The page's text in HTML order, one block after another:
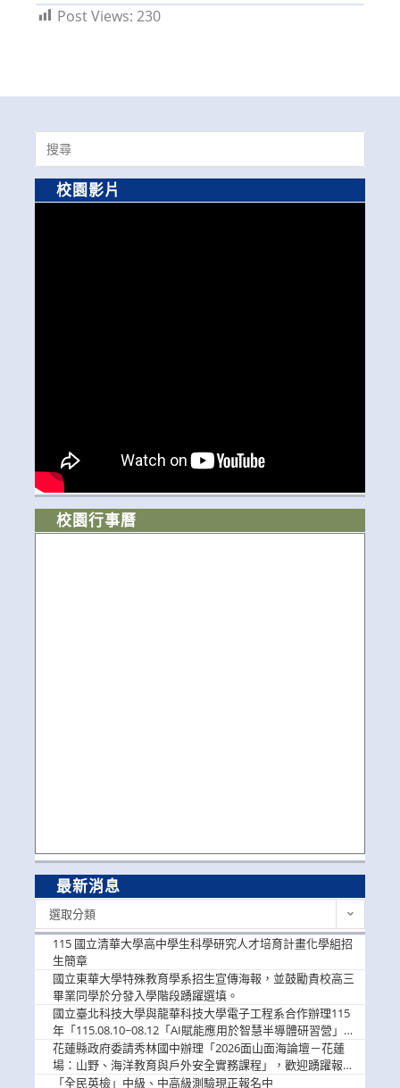
Post Views: 230
Search
for:
校園影片
校園行事曆
最新消息
選取分類
115 國立清華大學高中學生科學研究人才培育計畫化學組招
生簡章
國立東華大學特殊教育學系招生宣傳海報，並鼓勵貴校高三
畢業同學於分發入學階段踴躍選填。
國立臺北科技大學與龍華科技大學電子工程系合作辦理115
年「115.08.10~08.12「AI賦能應用於智慧半導體研習營」，
歡迎學生踴躍報名參加
花蓮縣政府委請秀林國中辦理「2026面山面海論壇－花蓮
場：山野、海洋教育與戶外安全實務課程」，歡迎踴躍報名
參加
「全民英檢」中級、中高級測驗現正報名中